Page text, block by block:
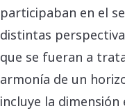
participaban en el
distintas
que se fueran a
armonía de un
incluye la